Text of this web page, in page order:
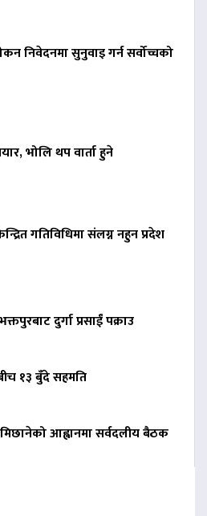
निवेदनमा सुनुवाइ गर्न सर्वोच्चको
भोलि थप वार्ता हुने
गतिविधिमा संलग्न नहुन प्रदेश
दुर्गा प्रसाईं पक्राउ
१३ बुँदे सहमति
आह्वानमा सर्वदलीय बैठक